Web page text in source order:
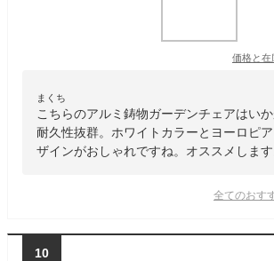
価格と在
まくち
こちらのアルミ鋳物ガーデンチェアはいか
耐久性抜群。ホワイトカラーとヨーロピ
ザインがおしゃれですね。オススメします
全てのおす
10